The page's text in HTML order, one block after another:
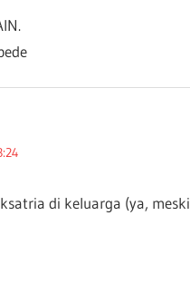
di keluarga (ya,